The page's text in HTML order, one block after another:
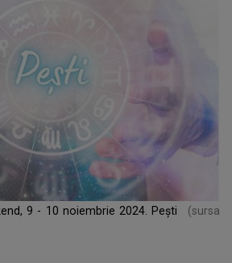
9 - 10 noiembrie 2024. Pești
(sursa